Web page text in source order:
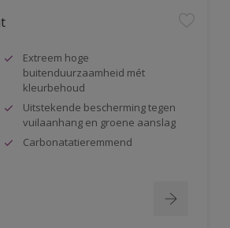
Extreem hoge
buitenduurzaamheid mét
kleurbehoud
Uitstekende bescherming tegen
vuilaanhang en groene aanslag
Carbonatatieremmend